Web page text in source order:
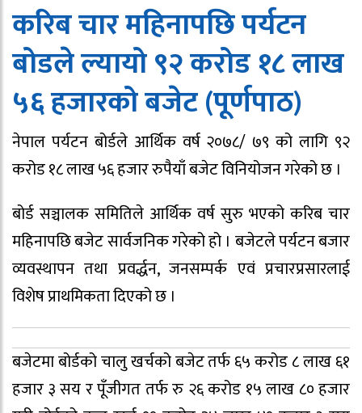
करिब चार महिनापछि पर्यटन
बोडले ल्यायो ९२ करोड १८ लाख
५६ हजारको बजेट (पूर्णपाठ)
नेपाल पर्यटन बोर्डले आर्थिक वर्ष २०७८/ ७९ को लागि ९२
करोड १८ लाख ५६ हजार रुपैयाँ बजेट विनियोजन गरेको छ ।
बोर्ड सञ्चालक समितिले आर्थिक वर्ष सुरु भएको करिब चार
महिनापछि बजेट सार्वजनिक गरेको हो । बजेटले पर्यटन बजार
व्यवस्थापन तथा प्रवर्द्धन, जनसम्पर्क एवं प्रचारप्रसारलाई
विशेष प्राथमिकता दिएको छ ।
बजेटमा बोर्डको चालु खर्चको बजेट तर्फ ६५ करोड ८ लाख ६१
हजार ३ सय र पूँजीगत तर्फ रु २६ करोड १५ लाख ८० हजार